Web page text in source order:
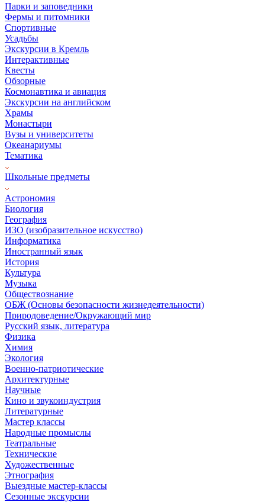
Парки и заповедники
Фермы и питомники
Спортивные
Усадьбы
Экскурсии в Кремль
Интерактивные
Квесты
Обзорные
Космонавтика и авиация
Экскурсии на английском
Храмы
Монастыри
Вузы и университеты
Океанариумы
Тематика
Школьные предметы
Астрономия
Биология
География
ИЗО (изобразительное искусство)
Информатика
Иностранный язык
История
Культура
Музыка
Обществознание
ОБЖ (Основы безопасности жизнедеятельности)
Природоведение/Окружающий мир
Русский язык, литература
Физика
Химия
Экология
Военно-патриотические
Архитектурные
Научные
Кино и звукоиндустрия
Литературные
Мастер классы
Народные промыслы
Театральные
Технические
Художественные
Этнография
Выездные мастер-классы
Сезонные экскурсии